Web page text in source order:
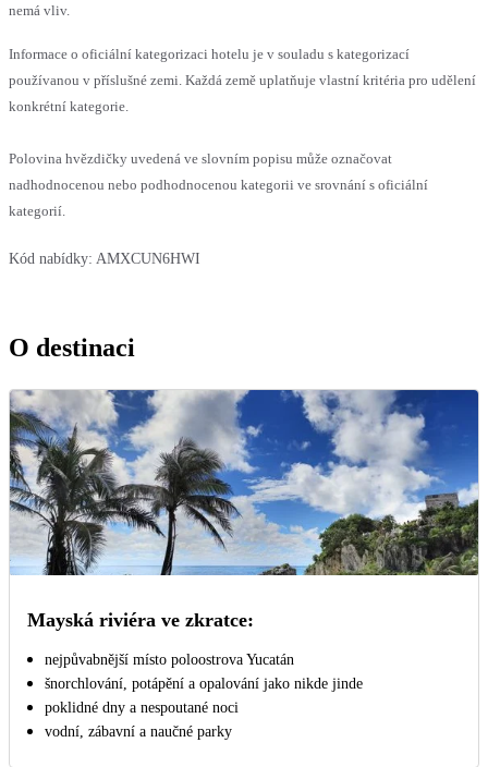
nemá vliv.
Informace o oficiální kategorizaci hotelu je v souladu s kategorizací
používanou v příslušné zemi. Každá země uplatňuje vlastní kritéria pro udělení
konkrétní kategorie.
Polovina hvězdičky uvedená ve slovním popisu může označovat
nadhodnocenou nebo podhodnocenou kategorii ve srovnání s oficiální
kategorií.
Kód nabídky: AMXCUN6HWI
O destinaci
Mayská riviéra ve zkratce:
nejpůvabnější místo poloostrova Yucatán
šnorchlování, potápění a opalování jako nikde jinde
poklidné dny a nespoutané noci
vodní, zábavní a naučné parky